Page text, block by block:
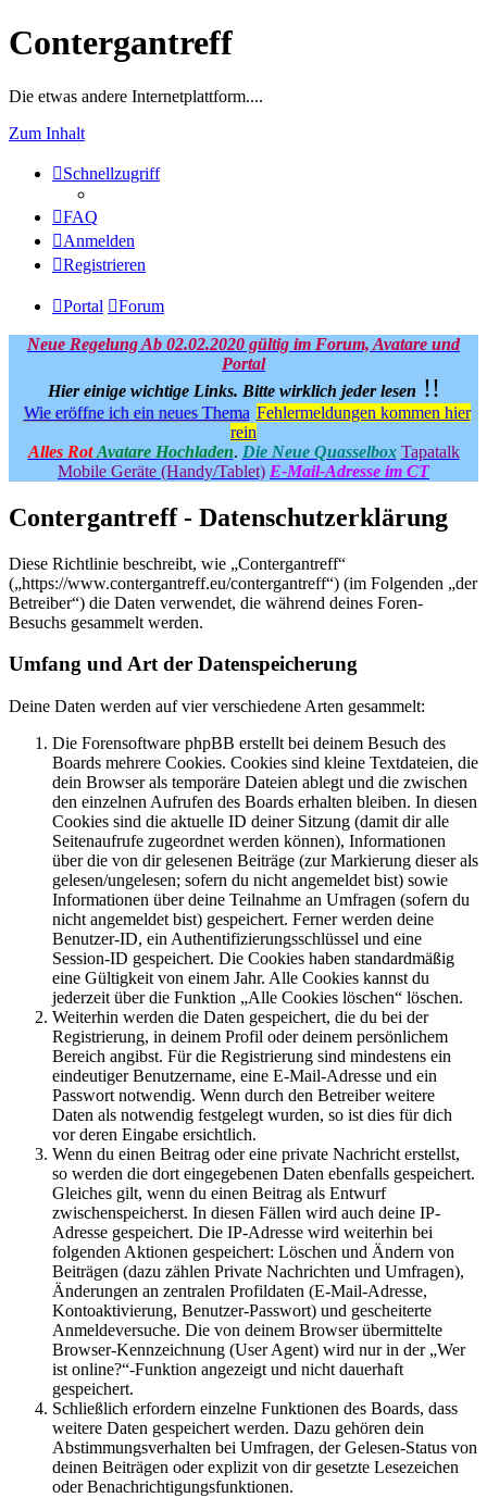
Contergantreff
Die etwas andere Internetplattform....
Zum Inhalt
Schnellzugriff
FAQ
Anmelden
Registrieren
Portal Forum
Neue Regelung Ab 02.02.2020 gültig im Forum, Avatare und
Portal
Hier einige wichtige Links. Bitte wirklich jeder lesen !!
Wie eröffne ich ein neues Thema Fehlermeldungen kommen hier
rein
Alles Rot Avatare Hochladen. Die Neue Quasselbox Tapatalk
Mobile Geräte (Handy/Tablet) E-Mail-Adresse im CT
Contergantreff - Datenschutzerklärung
Diese Richtlinie beschreibt, wie „Contergantreff“
(„https://www.contergantreff.eu/contergantreff“) (im Folgenden „der
Betreiber“) die Daten verwendet, die während deines Foren-
Besuchs gesammelt werden.
Umfang und Art der Datenspeicherung
Deine Daten werden auf vier verschiedene Arten gesammelt:
Die Forensoftware phpBB erstellt bei deinem Besuch des
Boards mehrere Cookies. Cookies sind kleine Textdateien, die
dein Browser als temporäre Dateien ablegt und die zwischen
den einzelnen Aufrufen des Boards erhalten bleiben. In diesen
Cookies sind die aktuelle ID deiner Sitzung (damit dir alle
Seitenaufrufe zugeordnet werden können), Informationen
über die von dir gelesenen Beiträge (zur Markierung dieser als
gelesen/ungelesen; sofern du nicht angemeldet bist) sowie
Informationen über deine Teilnahme an Umfragen (sofern du
nicht angemeldet bist) gespeichert. Ferner werden deine
Benutzer-ID, ein Authentifizierungsschlüssel und eine
Session-ID gespeichert. Die Cookies haben standardmäßig
eine Gültigkeit von einem Jahr. Alle Cookies kannst du
jederzeit über die Funktion „Alle Cookies löschen“ löschen.
Weiterhin werden die Daten gespeichert, die du bei der
Registrierung, in deinem Profil oder deinem persönlichem
Bereich angibst. Für die Registrierung sind mindestens ein
eindeutiger Benutzername, eine E-Mail-Adresse und ein
Passwort notwendig. Wenn durch den Betreiber weitere
Daten als notwendig festgelegt wurden, so ist dies für dich
vor deren Eingabe ersichtlich.
Wenn du einen Beitrag oder eine private Nachricht erstellst,
so werden die dort eingegebenen Daten ebenfalls gespeichert.
Gleiches gilt, wenn du einen Beitrag als Entwurf
zwischenspeicherst. In diesen Fällen wird auch deine IP-
Adresse gespeichert. Die IP-Adresse wird weiterhin bei
folgenden Aktionen gespeichert: Löschen und Ändern von
Beiträgen (dazu zählen Private Nachrichten und Umfragen),
Änderungen an zentralen Profildaten (E-Mail-Adresse,
Kontoaktivierung, Benutzer-Passwort) und gescheiterte
Anmeldeversuche. Die von deinem Browser übermittelte
Browser-Kennzeichnung (User Agent) wird nur in der „Wer
ist online?“-Funktion angezeigt und nicht dauerhaft
gespeichert.
Schließlich erfordern einzelne Funktionen des Boards, dass
weitere Daten gespeichert werden. Dazu gehören dein
Abstimmungsverhalten bei Umfragen, der Gelesen-Status von
deinen Beiträgen oder explizit von dir gesetzte Lesezeichen
oder Benachrichtigungsfunktionen.